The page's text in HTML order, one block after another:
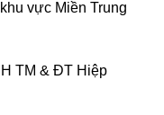
vực Miền Trung
TM & ĐT Hiệp